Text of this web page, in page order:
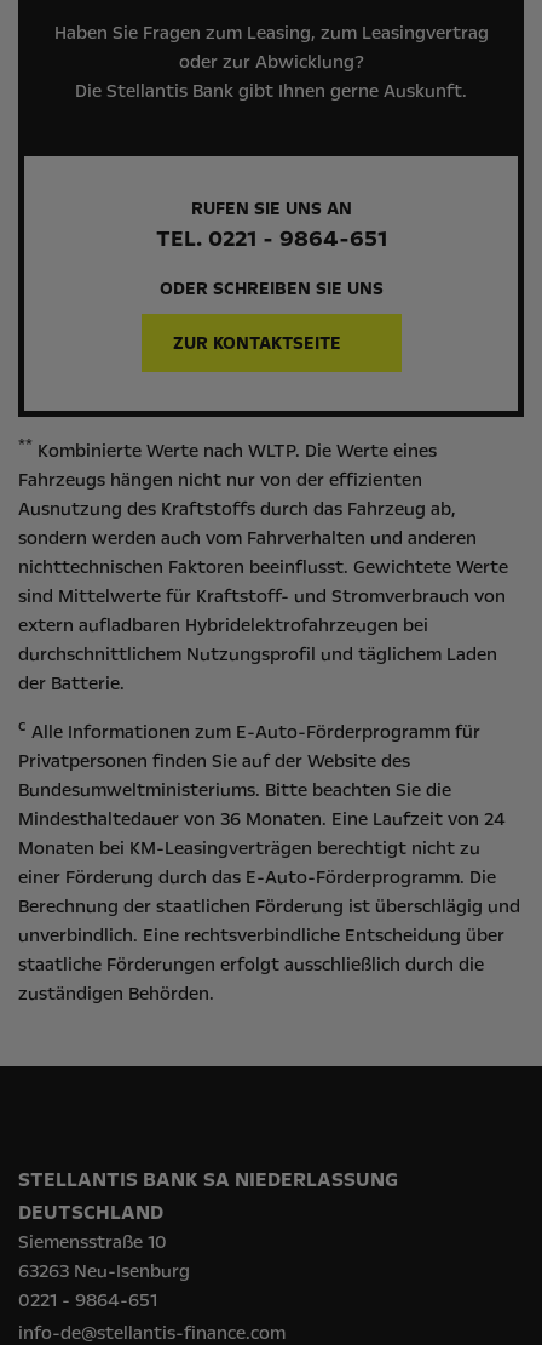
Haben Sie Fragen zum Leasing, zum Leasingvertrag
oder zur Abwicklung?
Die Stellantis Bank gibt Ihnen gerne Auskunft.
RUFEN SIE UNS AN
TEL. 0221 - 9864-651
ODER SCHREIBEN SIE UNS
ZUR KONTAKTSEITE
** Kombinierte Werte nach WLTP. Die Werte eines
Fahrzeugs hängen nicht nur von der effizienten
Ausnutzung des Kraftstoffs durch das Fahrzeug ab,
sondern werden auch vom Fahrverhalten und anderen
nichttechnischen Faktoren beeinflusst. Gewichtete Werte
sind Mittelwerte für Kraftstoff- und Stromverbrauch von
extern aufladbaren Hybridelektrofahrzeugen bei
durchschnittlichem Nutzungsprofil und täglichem Laden
der Batterie.
c Alle Informationen zum E-Auto-Förderprogramm für
Privatpersonen finden Sie auf der Website des
Bundesumweltministeriums. Bitte beachten Sie die
Mindesthaltedauer von 36 Monaten. Eine Laufzeit von 24
Monaten bei KM-Leasingverträgen berechtigt nicht zu
einer Förderung durch das E-Auto-Förderprogramm. Die
Berechnung der staatlichen Förderung ist überschlägig und
unverbindlich. Eine rechtsverbindliche Entscheidung über
staatliche Förderungen erfolgt ausschließlich durch die
zuständigen Behörden.
STELLANTIS BANK SA NIEDERLASSUNG
DEUTSCHLAND
Siemensstraße 10
63263 Neu-Isenburg
0221 - 9864-651
info-de@stellantis-finance.com